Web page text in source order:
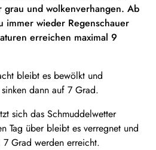
grau und wolkenverhangen. Ab
immer wieder Regenschauer
erreichen maximal 9
bleibt es bewölkt und
dann auf 7 Grad.
sich das Schmuddelwetter
Tag über bleibt es verregnet und
Grad werden erreicht.